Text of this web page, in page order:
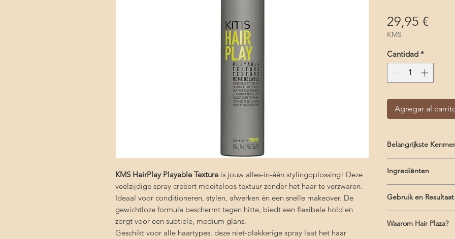
KMS HairPlay Playable Textureis jouw alles-in-één stylingoplossing! Deze
veelzijdige spray creëert moeiteloos textuur zonder het haar te verzwaren.
Ideaal voor conditioneren, stylen, afwerken én een snelle makeover. De
gewichtloze formule beschermt tegen hitte, biedt een flexibele hold en
zorgt voor een subtiele, medium glans.
Geschikt voor alle haartypes, deze niet-plakkerige spray laat het haar
29,95 €
KMS
Cantidad *
Agregar al
Belangrijkste
Multifunctioneel:
restylen
Verzwaart niet en
restyling
Ingrediënten
PEG/PPG-75/25
PVM/MA
Mentha Piperita
Gebruik en Resultaat
voor gebruik. Spray
Waarom Hair Plaza?